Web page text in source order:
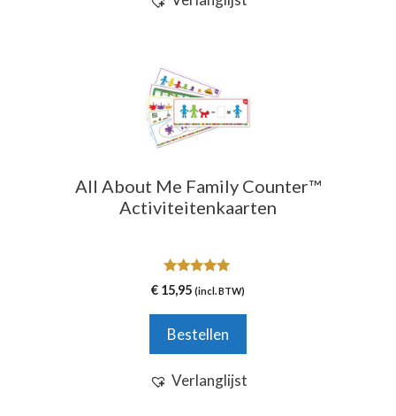
All About Me Family Counter™
Activiteitenkaarten
5.00
van 5
€ 15,95 (incl. BTW)
Bestellen
Verlanglijst